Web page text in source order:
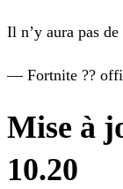
Il n’y aura pas
— Fortnite ??
Mise à
10.20